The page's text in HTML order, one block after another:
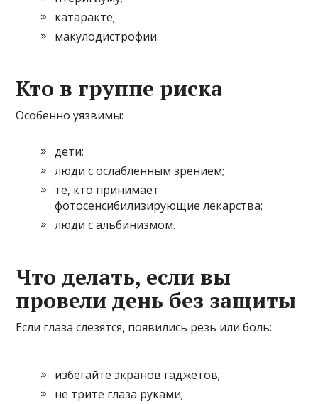
катаракте;
макулодистрофии.
Кто в группе риска
Особенно уязвимы:
дети;
люди с ослабленным зрением;
те, кто принимает
фотосенсибилизирующие лекарства;
люди с альбинизмом.
Что делать, если вы
провели день без защиты
Если глаза слезятся, появились резь или боль:
избегайте экранов гаджетов;
не трите глаза руками;